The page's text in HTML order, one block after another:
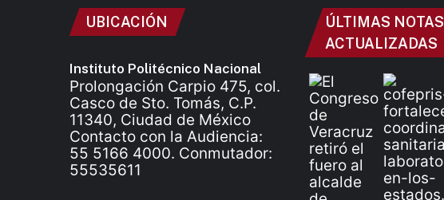
UBICACIÓN
Instituto Politécnico Nacional
Prolongación Carpio 475, col.
Casco de Sto. Tomás, C.P.
11340, Ciudad de México
Contacto con la Audiencia:
55 5166 4000. Conmutador:
55535611
ÚLTIMAS NOTAS
ACTUALIZADAS